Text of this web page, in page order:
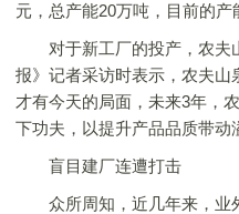
元，总产能20万吨，目前的产
对于新工厂的投产，农夫
报》记者采访时表示，农夫
才有今天的局面，未来3年，
下功夫，以提升产品品质带动
盲目建厂连遭打击
众所周知，近几年来，业